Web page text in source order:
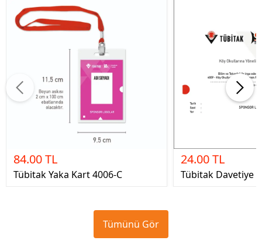
84.00 TL
Tübitak Yaka Kart 4006-C
24.00 TL
Tübitak Davetiye
Tümünü Gör